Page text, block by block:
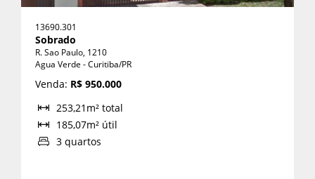
13690.301
Sobrado
R. Sao Paulo, 1210
Agua Verde - Curitiba/PR
Venda: R$ 950.000
253,21m² total
185,07m² útil
3 quartos